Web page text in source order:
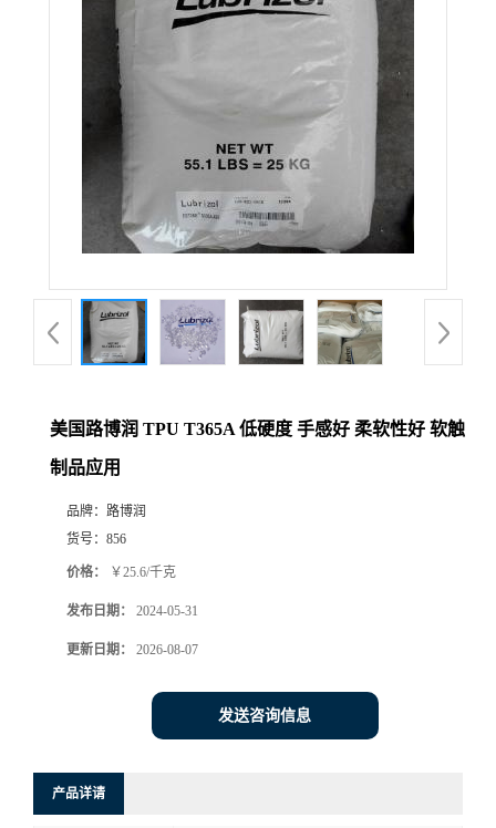
美国路博润 TPU T365A 低硬度 手感好 柔软性好 软触
制品应用
品牌： 路博润
货号： 856
价格： ￥25.6/千克
发布日期： 2024-05-31
更新日期： 2026-08-07
发送咨询信息
产品详请